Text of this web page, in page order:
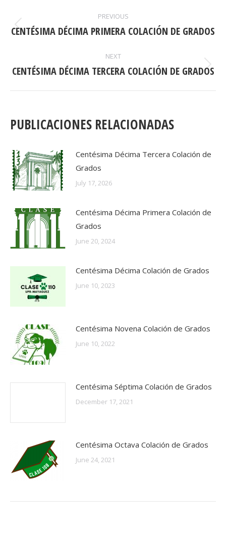
NAVIGATION PREVIOUS
Previous
CENTÉSIMA DÉCIMA PRIMERA COLACIÓN DE GRADOS
NEXT
Next
CENTÉSIMA DÉCIMA TERCERA COLACIÓN DE GRADOS
PUBLICACIONES RELACIONADAS
Centésima Décima Tercera Colación de
Grados
July 17, 2026
Centésima Décima Primera Colación de
Grados
June 20, 2024
Centésima Décima Colación de Grados
June 10, 2023
Centésima Novena Colación de Grados
June 10, 2022
Centésima Séptima Colación de Grados
December 17, 2021
Centésima Octava Colación de Grados
June 24, 2021